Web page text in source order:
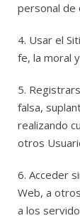
personal de
4. Usar el
fe, la moral
5.
falsa,
realizando
otros
6. Acceder
Web, a
a los